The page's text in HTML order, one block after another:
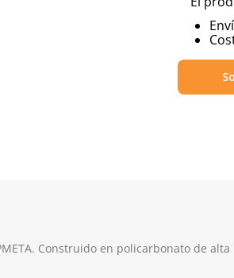
Construido en policarbonato de